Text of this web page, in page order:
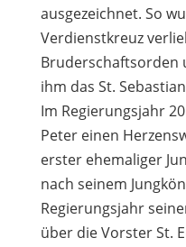
aus­ge­zeich­net. So
Ver­dienst­kreuz
Bru­der­schafts­or­den
ihm das St.
Im Regie­rungs­jahr
Peter einen
ers­ter ehe­ma­li­ger
nach sei­nem
Regie­rungs­jahr
über die Vors­ter St.